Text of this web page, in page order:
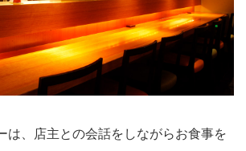
は、店主との会話をしながらお食事を